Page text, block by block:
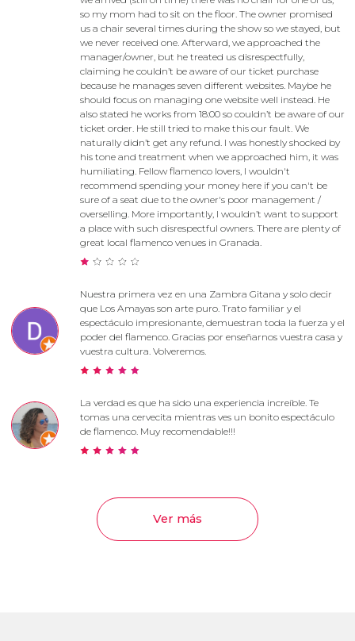
so my mom had to sit on the floor. The owner promised
us a chair several times during the show so we stayed, but
we never received one. Afterward, we approached the
manager/owner, but he treated us disrespectfully,
claiming he couldn’t be aware of our ticket purchase
because he manages seven different websites. Maybe he
should focus on managing one website well instead. He
also stated he works from 18:00 so couldn’t be aware of our
ticket order. He still tried to make this our fault. We
naturally didn’t get any refund. I was honestly shocked by
his tone and treatment when we approached him, it was
humiliating. Fellow flamenco lovers, I wouldn't
recommend spending your money here if you can't be
sure of a seat due to the owner's poor management /
overselling. More importantly, I wouldn’t want to support
a place with such disrespectful owners. There are plenty of
great local flamenco venues in Granada.
Nuestra primera vez en una Zambra Gitana y solo decir
que Los Amayas son arte puro. Trato familiar y el
espectáculo impresionante, demuestran toda la fuerza y el
poder del flamenco. Gracias por enseñarnos vuestra casa y
vuestra cultura. Volveremos.
La verdad es que ha sido una experiencia increíble. Te
tomas una cervecita mientras ves un bonito espectáculo
de flamenco. Muy recomendable!!!
Ver más